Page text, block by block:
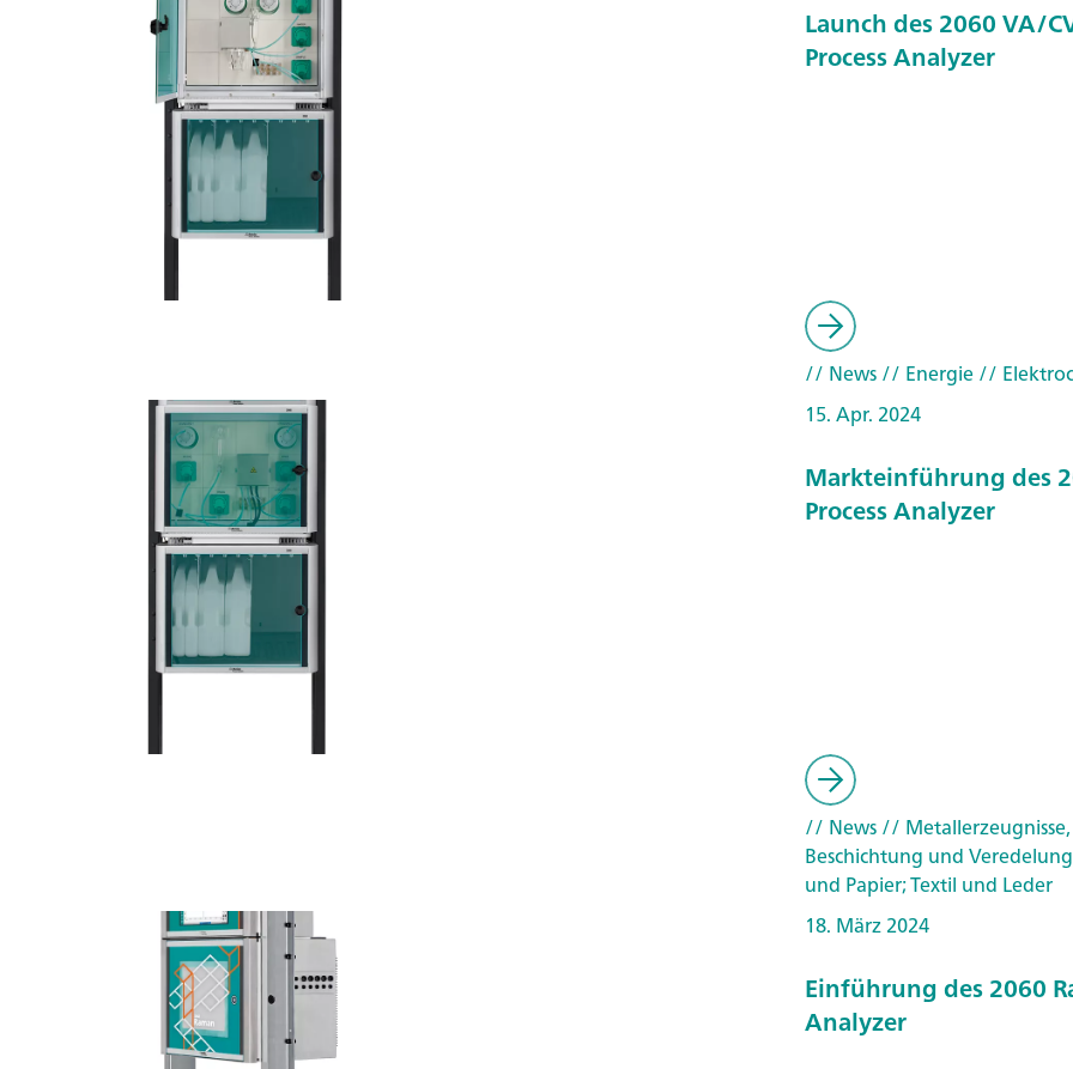
Launch des 2060 VA/
Process Analyzer
// News// Energie//
15. Apr. 2024
Markteinführung des
Process Analyzer
// News// Metallerzeugnisse,
Beschichtung und Veredelung
und Papier; Textil und Leder
18. März 2024
Einführung des 2060
Analyzer